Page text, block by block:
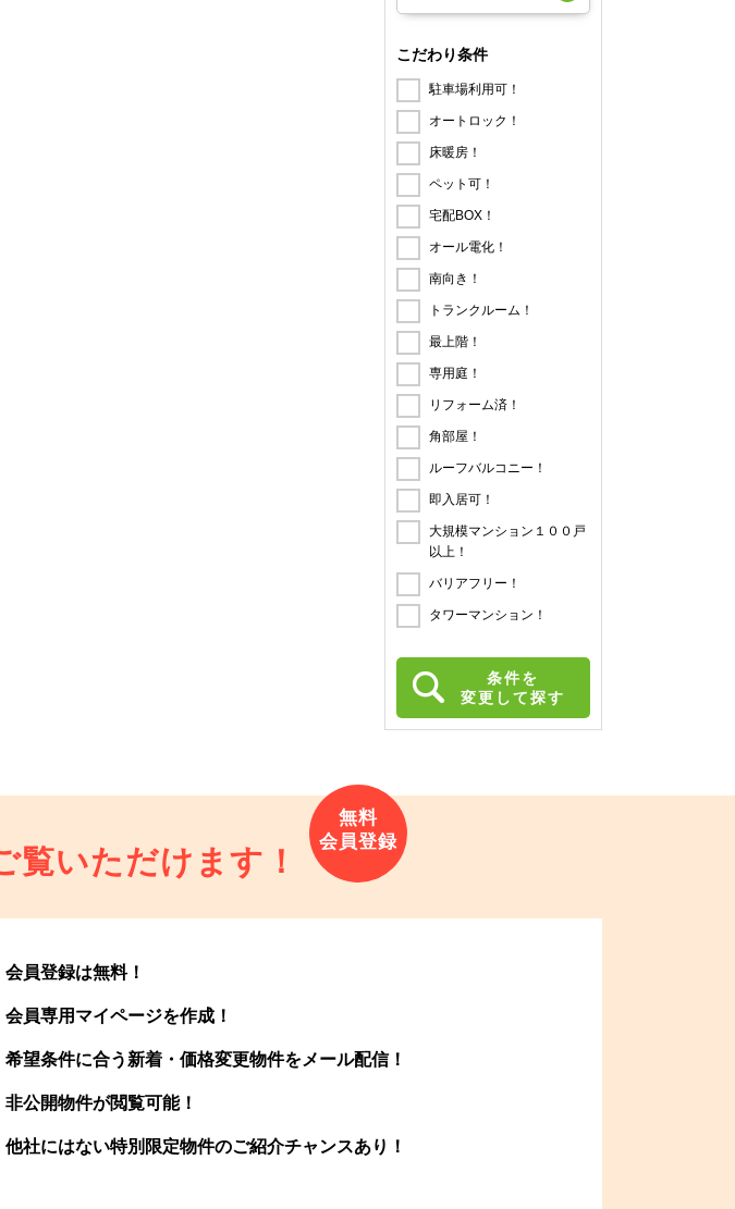
こだわり条件
駐車場利用可！
オートロック！
床暖房！
ペット可！
宅配BOX！
オール電化！
南向き！
トランクルーム！
最上階！
専用庭！
リフォーム済！
角部屋！
ルーフバルコニー！
即入居可！
大規模マンション１００戸
以上！
バリアフリー！
タワーマンション！
条件を
変更して探す
覧いただけます！
会員登録は無料！
会員専用マイページを作成！
希望条件に合う新着・価格変更物件をメール配信！
非公開物件が閲覧可能！
他社にはない特別限定物件のご紹介チャンスあり！